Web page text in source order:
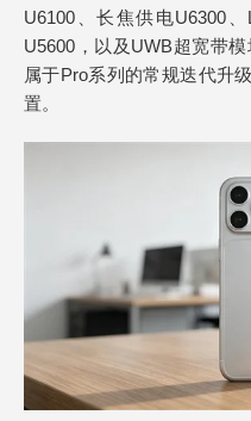
U6100、长焦供电U6300
U5600，以及UWB超宽带
属于Pro系列的常规迭代升
置。